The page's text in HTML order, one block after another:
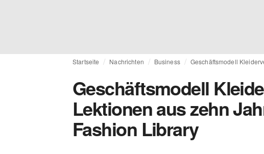
Startseite Nachrichten Business Geschäftsmodell
Geschäftsmodell
Lektionen aus zehn
Fashion Library